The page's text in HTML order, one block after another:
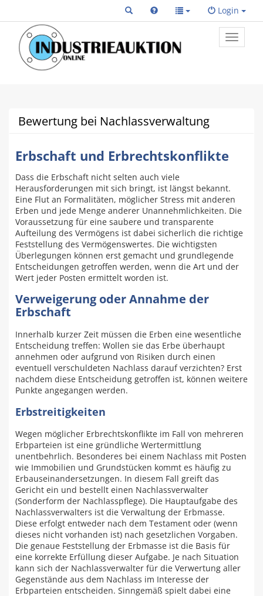
Login
Toggle
primary
Bewertung bei Nachlassverwaltung
Erbschaft und Erbrechtskonflikte
Dass die Erbschaft nicht selten auch viele
Herausforderungen mit sich bringt, ist längst bekannt.
Eine Flut an Formalitäten, möglicher Stress mit anderen
Erben und jede Menge anderer Unannehmlichkeiten. Die
Voraussetzung für eine saubere und transparente
Aufteilung des Vermögens ist dabei sicherlich die richtige
Feststellung des Vermögenswertes. Die wichtigsten
Überlegungen können erst gemacht und grundlegende
Entscheidungen getroffen werden, wenn die Art und der
Wert jeder Posten ermittelt worden ist.
Verweigerung oder Annahme der
Erbschaft
Innerhalb kurzer Zeit müssen die Erben eine wesentliche
Entscheidung treffen: Wollen sie das Erbe überhaupt
annehmen oder aufgrund von Risiken durch einen
eventuell verschuldeten Nachlass darauf verzichten? Erst
nachdem diese Entscheidung getroffen ist, können weitere
Punkte angegangen werden.
Erbstreitigkeiten
Wegen möglicher Erbrechtskonflikte im Fall von mehreren
Erbparteien ist eine gründliche Wertermittlung
unentbehrlich. Besonderes bei einem Nachlass mit Posten
wie Immobilien und Grundstücken kommt es häufig zu
Erbauseinandersetzungen. In diesem Fall greift das
Gericht ein und bestellt einen Nachlassverwalter
(Sonderform der Nachlasspflege). Die Hauptaufgabe des
Nachlassverwalters ist die Verwaltung der Erbmasse.
Diese erfolgt entweder nach dem Testament oder (wenn
dieses nicht vorhanden ist) nach gesetzlichen Vorgaben.
Die genaue Feststellung der Erbmasse ist die Basis für
eine korrekte Erfüllung dieser Aufgabe. Je nach Situation
kann sich der Nachlassverwalter für die Verwertung aller
Gegenstände aus dem Nachlass im Interesse der
Erbparteien entscheiden. Sinngemäß spielt dabei eine